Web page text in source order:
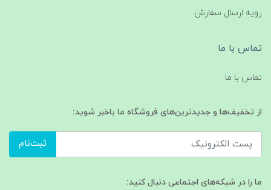
رویه ارسال سفارش
تماس با ما
تماس با ما
از تخفیف‌ها و جدیدترین‌های فروشگاه ما باخبر شوید:
ثبت‌نام
ما را در شبکه‌های اجتماعی دنبال کنید: